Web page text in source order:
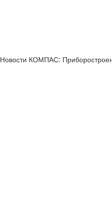
Новости КОМПАС: